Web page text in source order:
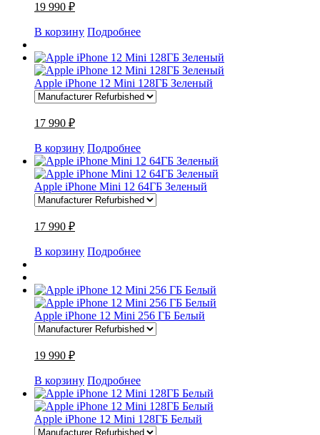
19 990 ₽
В корзину Подробнее
Apple iPhone 12 Mini 128ГБ Зеленый
17 990 ₽
В корзину Подробнее
Apple iPhone Mini 12 64ГБ Зеленый
17 990 ₽
В корзину Подробнее
Apple iPhone 12 Mini 256 ГБ Белый
19 990 ₽
В корзину Подробнее
Apple iPhone 12 Mini 128ГБ Белый